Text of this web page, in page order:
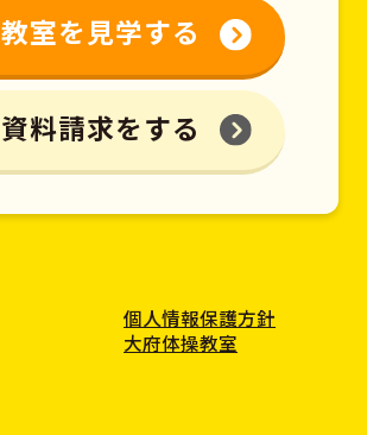
教室を見学する
資料請求をする
個人情報保護方針
大府体操教室